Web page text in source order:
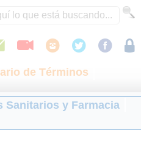
de Términos
Sanitarios y Farmacia